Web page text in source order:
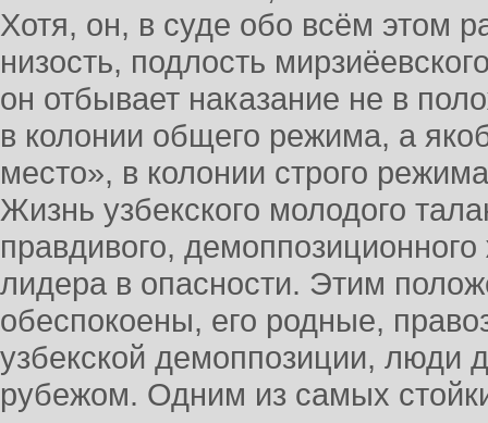
Хотя, он, в суде обо всём этом
низость, подлость
он отбывает наказание не в
в колонии общего режима, а
место», в колонии строго
Жизнь узбекского молодого
правдивого,
лидера в опасности. Этим
обеспокоены, его родные,
узбекской демоппозиции, люди
рубежом. Одним из самых